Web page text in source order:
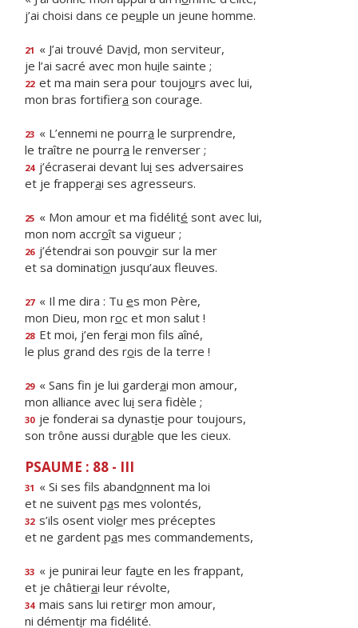
j’ai choisi dans ce peuple un jeune homme.
21 « J’ai trouvé David, mon serviteur,
je l’ai sacré avec mon huile sainte ;
22 et ma main sera pour toujours avec lui,
mon bras fortifiera son courage.
23 « L’ennemi ne pourra le surprendre,
le traître ne pourra le renverser ;
24 j’écraserai devant lui ses adversaires
et je frapperai ses agresseurs.
25 « Mon amour et ma fidélité sont avec lui,
mon nom accroît sa vigueur ;
26 j’étendrai son pouvoir sur la mer
et sa domination jusqu’aux fleuves.
27 « Il me dira : Tu es mon Père,
mon Dieu, mon roc et mon salut !
28 Et moi, j’en ferai mon fils aîné,
le plus grand des rois de la terre !
29 « Sans fin je lui garderai mon amour,
mon alliance avec lui sera fidèle ;
30 je fonderai sa dynastie pour toujours,
son trône aussi durable que les cieux.
PSAUME : 88 - III
31 « Si ses fils abandonnent ma loi
et ne suivent pas mes volontés,
32 s’ils osent violer mes préceptes
et ne gardent pas mes commandements,
33 « je punirai leur faute en les frappant,
et je châtierai leur révolte,
34 mais sans lui retirer mon amour,
ni démentir ma fidélité.